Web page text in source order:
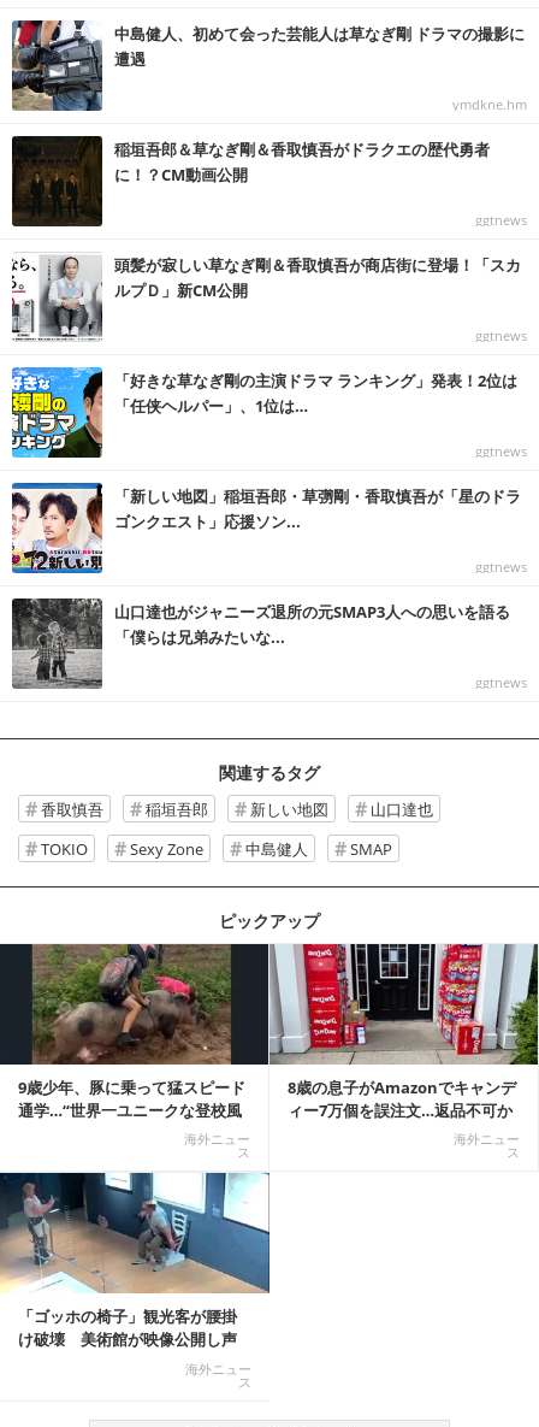
中島健人、初めて会った芸能人は草なぎ剛 ドラマの撮影に
遭遇
ymdkne.hm
稲垣吾郎＆草なぎ剛＆香取慎吾がドラクエの歴代勇者
に！？CM動画公開
ggtnews
頭髪が寂しい草なぎ剛＆香取慎吾が商店街に登場！「スカ
ルプＤ」新CM公開
ggtnews
「好きな草なぎ剛の主演ドラマ ランキング」発表！2位は
「任侠ヘルパー」、1位は…
ggtnews
「新しい地図」稲垣吾郎・草彅剛・香取慎吾が「星のドラ
ゴンクエスト」応援ソン...
ggtnews
山口達也がジャニーズ退所の元SMAP3人への思いを語る
「僕らは兄弟みたいな...
ggtnews
関連するタグ
香取慎吾 稲垣吾郎 新しい地図
山口達也
TOKIO
Sexy Zone 中島健人 SMAP
ピックアップ
9歳少年、豚に乗って猛スピード
通学…“世界一ユニークな登校風
海外ニュー
ス
8歳の息子がAmazonでキャンデ
ィー7万個を誤注文…返品不可か
海外ニュー
ス
記事を読む
「ゴッホの椅子」観光客が腰掛
け破壊 美術館が映像公開し声
海外ニュー
ス